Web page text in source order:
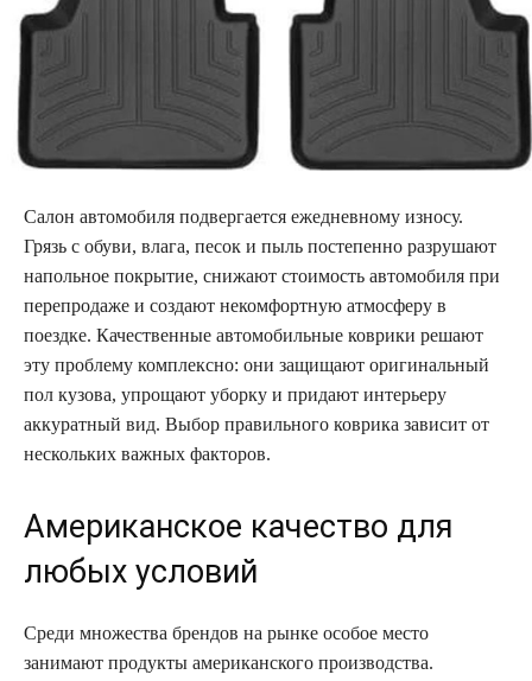
Салон автомобиля подвергается ежедневному износу.
Грязь с обуви, влага, песок и пыль постепенно разрушают
напольное покрытие, снижают стоимость автомобиля при
перепродаже и создают некомфортную атмосферу в
поездке. Качественные автомобильные коврики решают
эту проблему комплексно: они защищают оригинальный
пол кузова, упрощают уборку и придают интерьеру
аккуратный вид. Выбор правильного коврика зависит от
нескольких важных факторов.
Американское качество для
любых условий
Среди множества брендов на рынке особое место
занимают продукты американского производства.